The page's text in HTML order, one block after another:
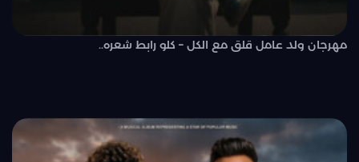
مهرجان ولد عامل قلق مع الكل – كلو رابط شعره..